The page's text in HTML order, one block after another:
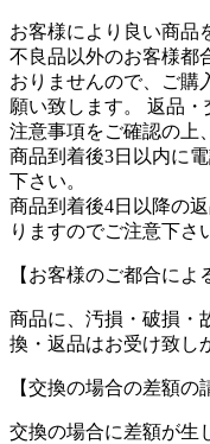
お客様により良い商品
不良品以外のお客様都
おりませんので、ご購
願い致します。 返品
注意事項をご確認の上、
商品到着後3日以内に
下さい。
商品到着後4日以降の
りますのでご注意下さ
【お客様のご都合によ
商品に、汚損・破損・
換・返品はお受け致し
【交換の場合の差額の
交換の場合に差額が生